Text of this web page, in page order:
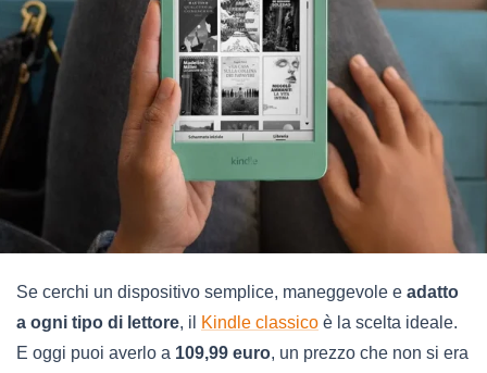
Se cerchi un dispositivo semplice, maneggevole e adatto
a ogni tipo di lettore, il Kindle classico è la scelta ideale.
E oggi puoi averlo a 109,99 euro, un prezzo che non si era